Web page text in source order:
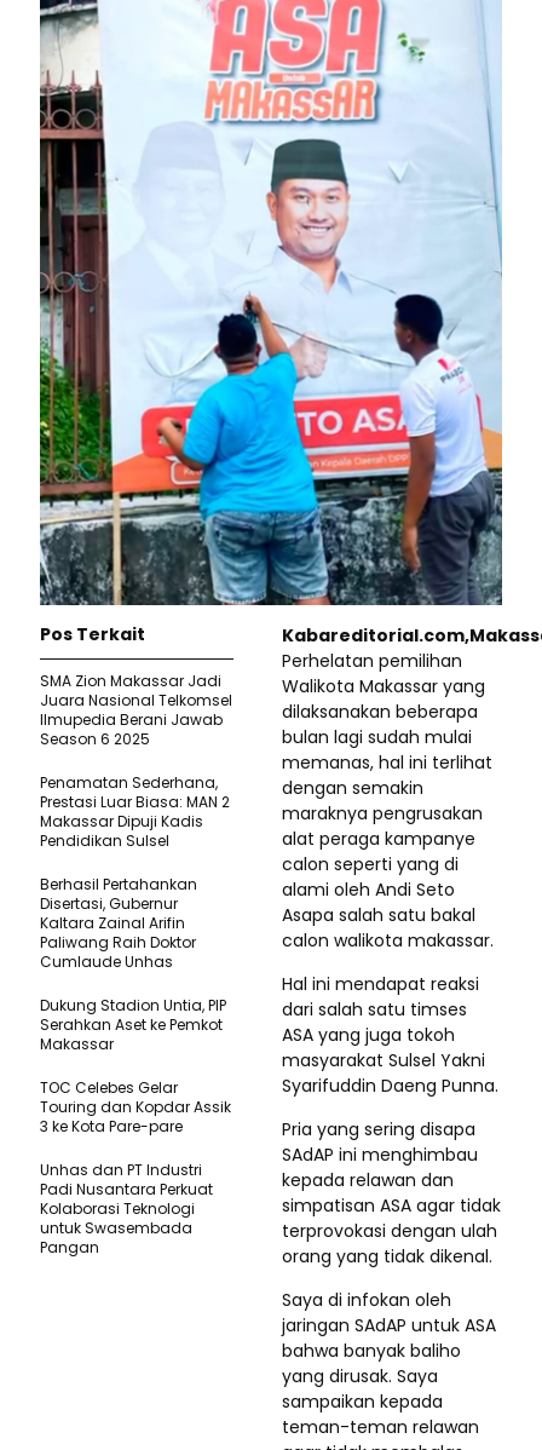
Perhelatan pemilihan
Walikota Makassar yang
dilaksanakan beberapa
bulan lagi sudah mulai
memanas, hal ini terlihat
dengan semakin
maraknya pengrusakan
alat peraga kampanye
calon seperti yang di
alami oleh Andi Seto
Asapa salah satu bakal
calon walikota makassar.
Hal ini mendapat reaksi
dari salah satu timses
ASA yang juga tokoh
masyarakat Sulsel Yakni
Syarifuddin Daeng Punna.
Pria yang sering disapa
SAdAP ini menghimbau
kepada relawan dan
simpatisan ASA agar tidak
terprovokasi dengan ulah
orang yang tidak dikenal.
Saya di infokan oleh
jaringan SAdAP untuk ASA
bahwa banyak baliho
yang dirusak. Saya
sampaikan kepada
teman-teman relawan
Pos Terkait
SMA Zion Makassar Jadi
Juara Nasional Telkomsel
Ilmupedia Berani Jawab
Season 6 2025
Penamatan Sederhana,
Prestasi Luar Biasa: MAN 2
Makassar Dipuji Kadis
Pendidikan Sulsel
Berhasil Pertahankan
Disertasi, Gubernur
Kaltara Zainal Arifin
Paliwang Raih Doktor
Cumlaude Unhas
Dukung Stadion Untia, PIP
Serahkan Aset ke Pemkot
Makassar
TOC Celebes Gelar
Touring dan Kopdar Assik
3 ke Kota Pare-pare
Unhas dan PT Industri
Padi Nusantara Perkuat
Kolaborasi Teknologi
untuk Swasembada
Pangan